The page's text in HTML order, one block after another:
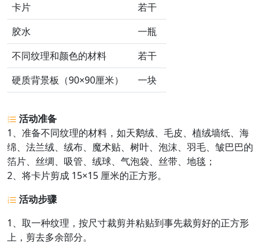
卡片
若干
胶水
一瓶
不同纹理和颜色的材料
若干
硬质背景板（90×90厘米）
一块
活动准备
1、准备不同纹理的材料，如天鹅绒、毛皮、植绒墙纸、海
绵、法兰绒、绒布、魔术贴、树叶、泡沫、羽毛、皱巴巴的
箔片、丝绸、吸管、绒球、气泡袋、丝带、地毯；
2、将卡片剪成 15×15 厘米的正方形。
活动步骤
1、取一种纹理，按尺寸裁剪并粘贴到事先裁剪好的正方形
上，剪去多余部分。